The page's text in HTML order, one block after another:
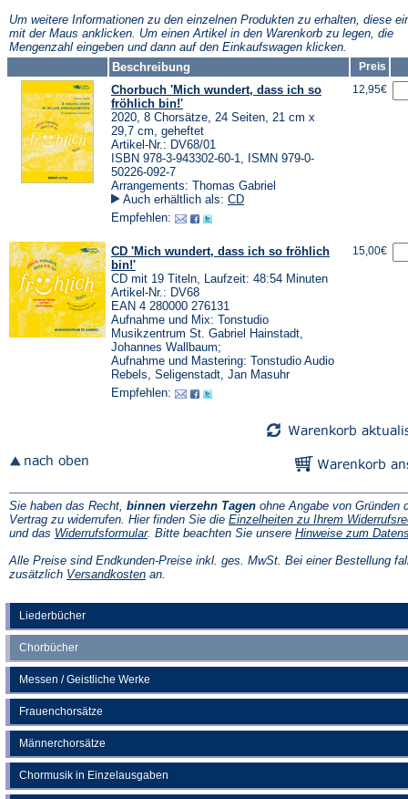
Liederbücher
Chorbücher
Messen / Geistliche Werke
Frauenchorsätze
Männerchorsätze
Chormusik in Einzelausgaben
Tab)
Tab)
Tab)
Um weitere Informationen zu den einzelnen Produkten zu erhalten, diese
mit der Maus anklicken. Um einen Artikel in den Warenkorb zu legen, die
Mengenzahl eingeben und dann auf den Einkaufswagen klicken.
Beschreibung
Preis
Chorbuch 'Mich wundert, dass ich so
fröhlich bin!'
2020, 8 Chorsätze, 24 Seiten, 21 cm x
29,7 cm, geheftet
Artikel-Nr.: DV68/01
ISBN 978-3-943302-60-1, ISMN 979-0-
50226-092-7
Arrangements: Thomas Gabriel
Auch erhältlich als: CD
Empfehlen:
12,95€
CD 'Mich wundert, dass ich so fröhlich
bin!'
CD mit 19 Titeln, Laufzeit: 48:54 Minuten
Artikel-Nr.: DV68
EAN 4 280000 276131
Aufnahme und Mix: Tonstudio
Musikzentrum St. Gabriel Hainstadt,
Johannes Wallbaum;
Aufnahme und Mastering: Tonstudio Audio
Rebels, Seligenstadt, Jan Masuhr
Empfehlen:
15,00€
Sie haben das Recht, binnen vierzehn Tagen ohne Angabe von Gründen
Vertrag zu widerrufen. Hier finden Sie die Einzelheiten zu Ihrem
und das Widerrufsformular(Öffnet
einem
neuen
. Bitte beachten Sie unsere Hinweise zum
Alle Preise sind Endkunden-Preise inkl. ges. MwSt. Bei einer Bestellung
zusätzlich Versandkosten(Öffnet
an.